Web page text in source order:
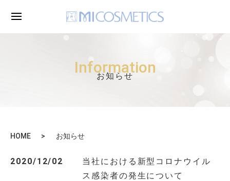
Information
お知らせ
HOME お知らせ
2020/12/02
当社における新型コロナウイル
ス感染者の発生について